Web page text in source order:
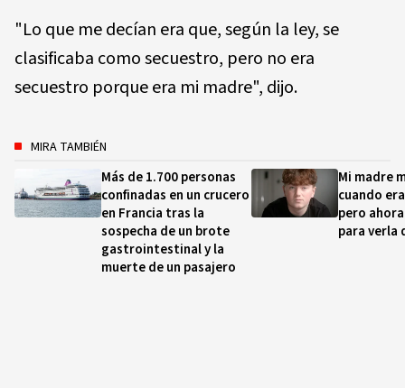
"Lo que me decían era que, según la ley, se
clasificaba como secuestro, pero no era
secuestro porque era mi madre", dijo.
MIRA TAMBIÉN
Más de 1.700 personas
confinadas en un crucero
en Francia tras la
sospecha de un brote
gastrointestinal y la
muerte de un pasajero
Mi madre
cuando
pero
para verla